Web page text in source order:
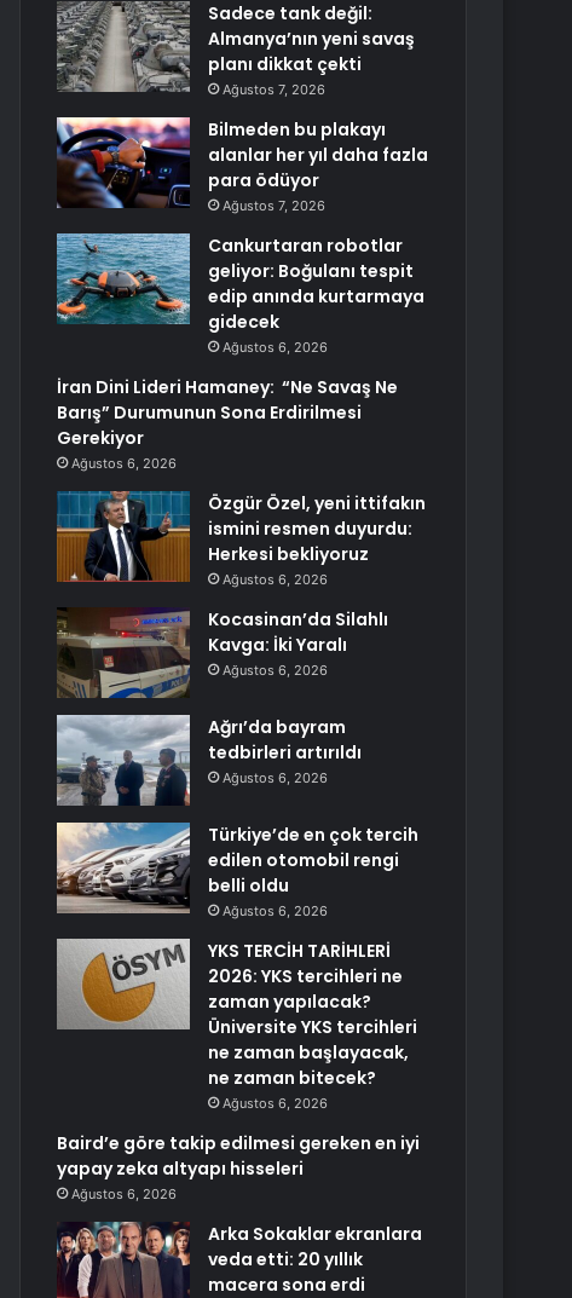
Sadece tank değil:
Almanya’nın yeni savaş
planı dikkat çekti
Ağustos 7, 2026
Bilmeden bu plakayı
alanlar her yıl daha fazla
para ödüyor
Ağustos 7, 2026
Cankurtaran robotlar
geliyor: Boğulanı tespit
edip anında kurtarmaya
gidecek
Ağustos 6, 2026
İran Dini Lideri Hamaney: “Ne Savaş Ne
Barış” Durumunun Sona Erdirilmesi
Gerekiyor
Ağustos 6, 2026
Özgür Özel, yeni ittifakın
ismini resmen duyurdu:
Herkesi bekliyoruz
Ağustos 6, 2026
Kocasinan’da Silahlı
Kavga: İki Yaralı
Ağustos 6, 2026
Ağrı’da bayram
tedbirleri artırıldı
Ağustos 6, 2026
Türkiye’de en çok tercih
edilen otomobil rengi
belli oldu
Ağustos 6, 2026
YKS TERCİH TARİHLERİ
2026: YKS tercihleri ne
zaman yapılacak?
Üniversite YKS tercihleri
ne zaman başlayacak,
ne zaman bitecek?
Ağustos 6, 2026
Baird’e göre takip edilmesi gereken en iyi
yapay zeka altyapı hisseleri
Ağustos 6, 2026
Arka Sokaklar ekranlara
veda etti: 20 yıllık
macera sona erdi